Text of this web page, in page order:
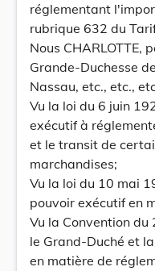
réglementant
rubrique 632 du
Nous CHARLOTTE,
Grande-Duchesse
Nassau, etc., etc.,
Vu la loi du 6 juin
exécutif à
et le transit de
marchandises;
Vu la loi du 10 mai
pouvoir exécutif en
Vu la Convention
le Grand-Duché et
en matière de